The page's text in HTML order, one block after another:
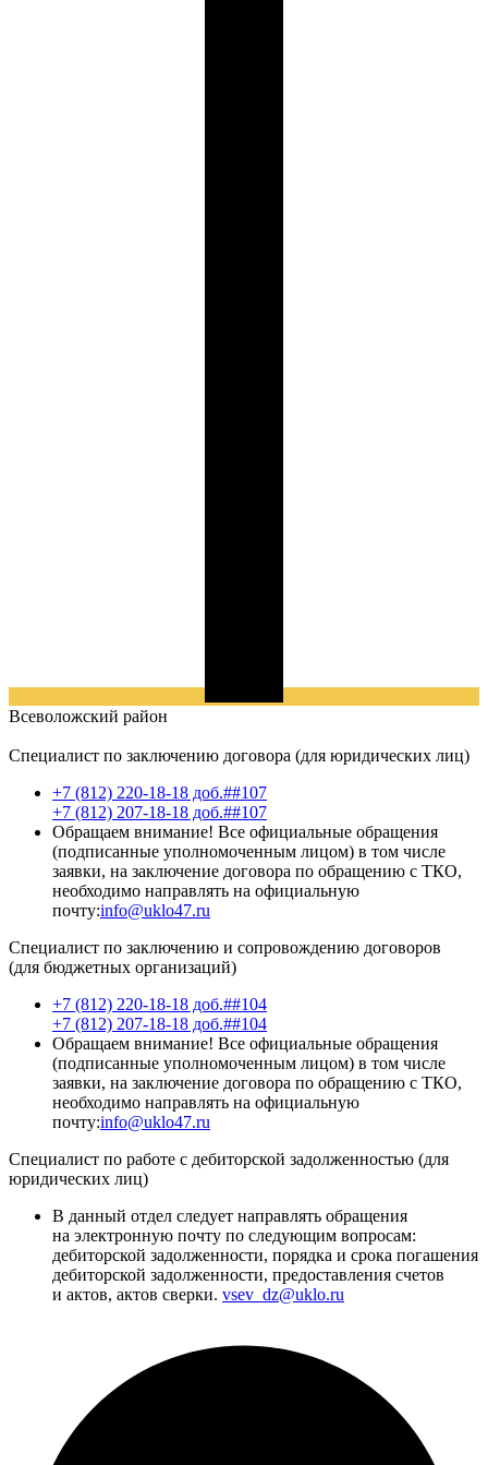
Всеволожский район
Специалист по заключению договора (для юридических лиц)
+7 (812) 220-18-18 доб.##107
+7 (812) 207-18-18 доб.##107
Обращаем внимание! Все официальные обращения
(подписанные уполномоченным лицом) в том числе
заявки, на заключение договора по обращению с ТКО,
необходимо направлять на официальную
почту:info@uklo47.ru
Специалист по заключению и сопровождению договоров
(для бюджетных организаций)
+7 (812) 220-18-18 доб.##104
+7 (812) 207-18-18 доб.##104
Обращаем внимание! Все официальные обращения
(подписанные уполномоченным лицом) в том числе
заявки, на заключение договора по обращению с ТКО,
необходимо направлять на официальную
почту:info@uklo47.ru
Специалист по работе с дебиторской задолженностью (для
юридических лиц)
В данный отдел следует направлять обращения
на электронную почту по следующим вопросам:
дебиторской задолженности, порядка и срока погашения
дебиторской задолженности, предоставления счетов
и актов, актов сверки. vsev_dz@uklo.ru